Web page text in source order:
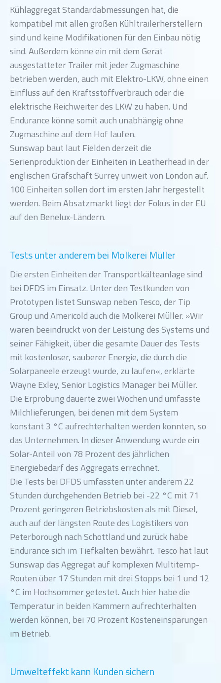
Kühlaggregat Standardabmessungen hat, die
kompatibel mit allen großen Kühltrailerherstellern
sind und keine Modifikationen für den Einbau nötig
sind. Außerdem könne ein mit dem Gerät
ausgestatteter Trailer mit jeder Zugmaschine
betrieben werden, auch mit Elektro-LKW, ohne einen
Einfluss auf den Kraftsstoffverbrauch oder die
elektrische Reichweiter des LKW zu haben. Und
Endurance könne somit auch unabhängig ohne
Zugmaschine auf dem Hof laufen.
Sunswap baut laut Fielden derzeit die
Serienproduktion der Einheiten in Leatherhead in der
englischen Grafschaft Surrey unweit von London auf.
100 Einheiten sollen dort im ersten Jahr hergestellt
werden. Beim Absatzmarkt liegt der Fokus in der EU
auf den Benelux-Ländern.
Tests unter anderem bei Molkerei Müller
Die ersten Einheiten der Transportkälteanlage sind
bei DFDS im Einsatz. Unter den Testkunden von
Prototypen listet Sunswap neben Tesco, der Tip
Group und Americold auch die Molkerei Müller. »Wir
waren beeindruckt von der Leistung des Systems und
seiner Fähigkeit, über die gesamte Dauer des Tests
mit kostenloser, sauberer Energie, die durch die
Solarpaneele erzeugt wurde, zu laufen«, erklärte
Wayne Exley, Senior Logistics Manager bei Müller.
Die Erprobung dauerte zwei Wochen und umfasste
Milchlieferungen, bei denen mit dem System
konstant 3 °C aufrechterhalten werden konnten, so
das Unternehmen. In dieser Anwendung wurde ein
Solar-Anteil von 78 Prozent des jährlichen
Energiebedarf des Aggregats errechnet.
Die Tests bei DFDS umfassten unter anderem 22
Stunden durchgehenden Betrieb bei -22 °C mit 71
Prozent geringeren Betriebskosten als mit Diesel,
auch auf der längsten Route des Logistikers von
Peterborough nach Schottland und zurück habe
Endurance sich im Tiefkalten bewährt. Tesco hat laut
Sunswap das Aggregat auf komplexen Multitemp-
Routen über 17 Stunden mit drei Stopps bei 1 und 12
°C im Hochsommer getestet. Auch hier habe die
Temperatur in beiden Kammern aufrechterhalten
werden können, bei 70 Prozent Kosteneinsparungen
im Betrieb.
Umwelteffekt kann Kunden sichern